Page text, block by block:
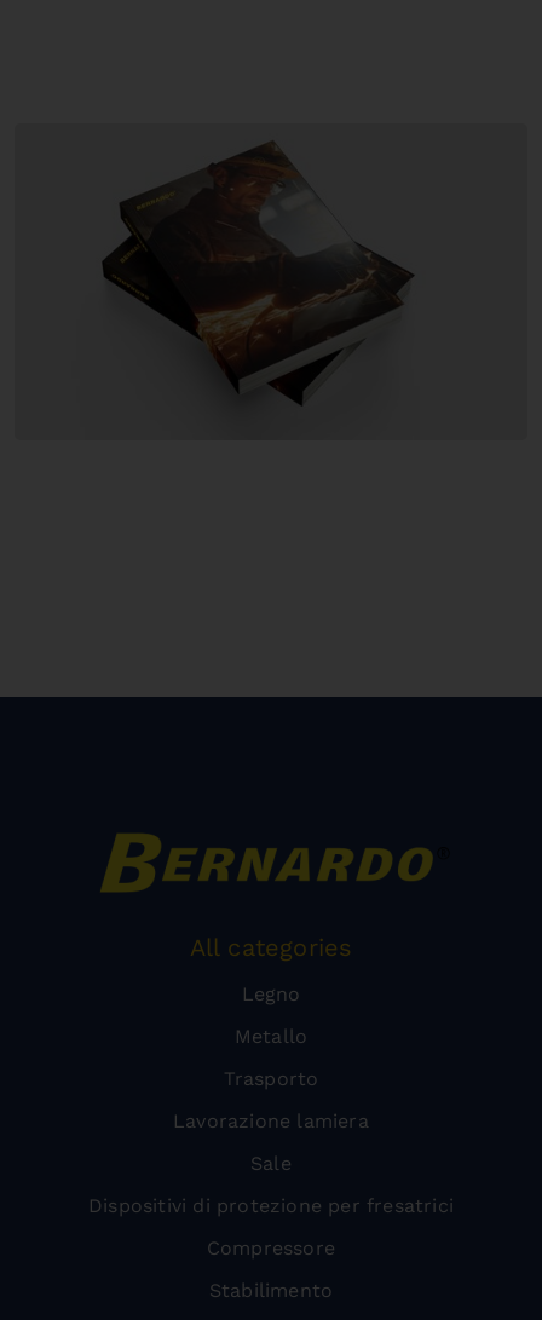
All categories
Legno
Metallo
Trasporto
Lavorazione lamiera
Sale
Dispositivi di protezione per fresatrici
Compressore
Stabilimento